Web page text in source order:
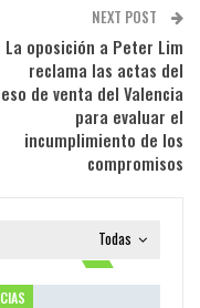
NEXT POST
La oposición a Peter Lim
reclama las actas del
de venta del Valencia
para evaluar el
incumplimiento de los
compromisos
Todas